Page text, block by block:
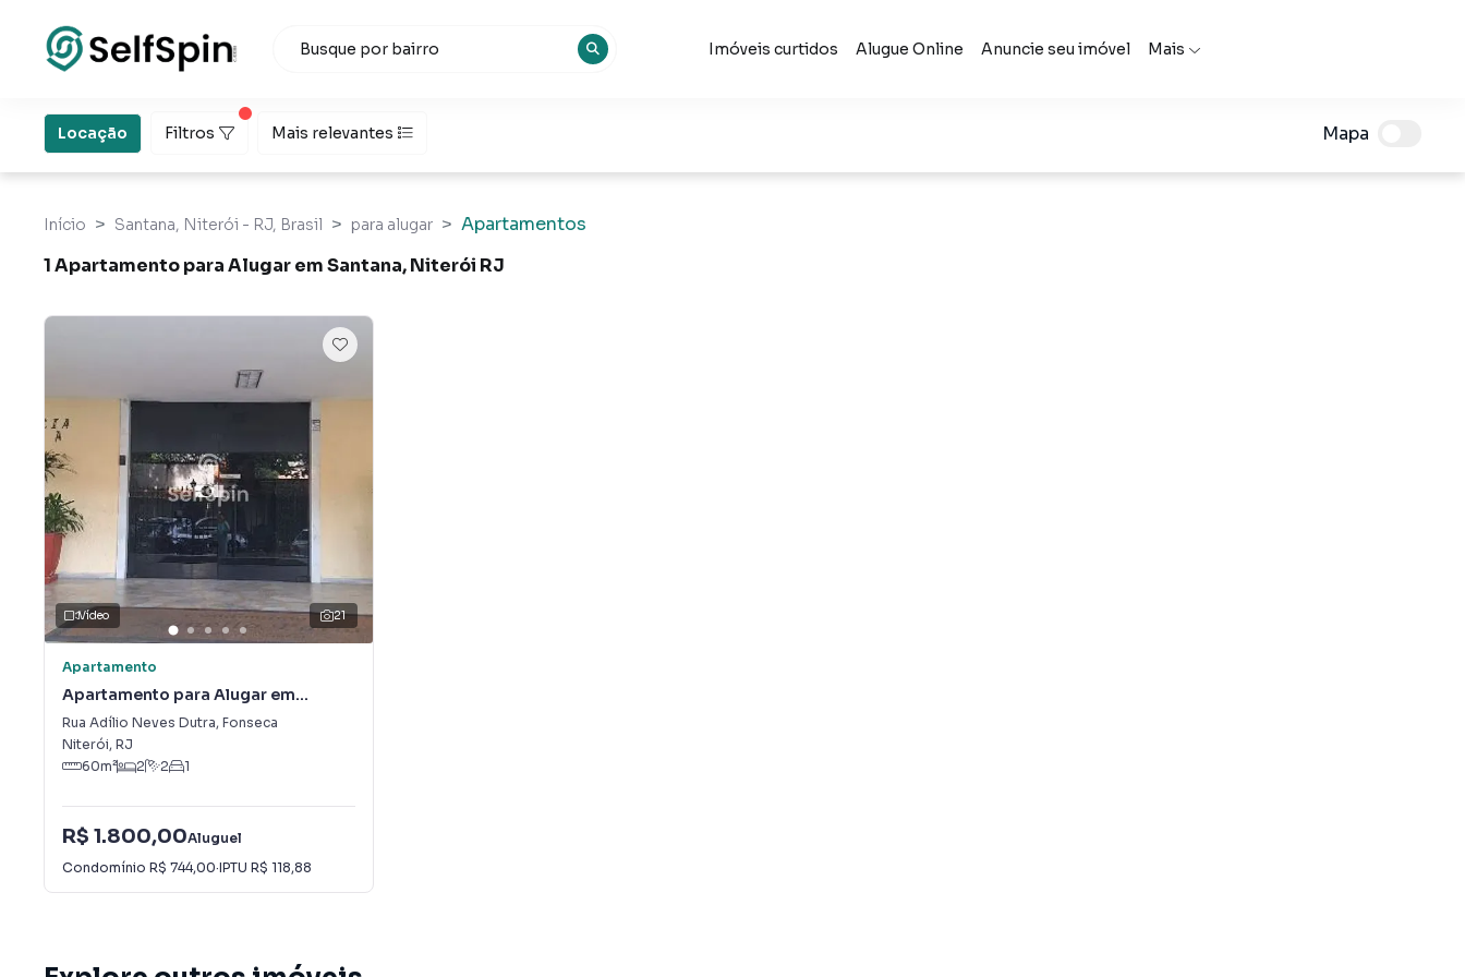
Imóveis curtidos Alugue Online Anuncie seu imóvel Mais
Locação Filtros Mais relevantes Mapa
Início Santana, Niterói - RJ, Brasil para alugar
Apartamentos
1 Apartamento para Alugar em Santana, Niterói RJ
21
Vídeo
Apartamento
Apartamento para Alugar em
Fonseca
Rua Adílio Neves Dutra, Fonseca
Niterói, RJ
60m² 2 2 1
R$ 1.800,00Aluguel
Condomínio R$ 744,00·IPTU R$ 118,88